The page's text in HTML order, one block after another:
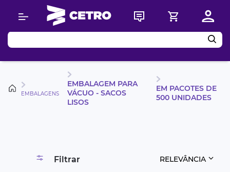
Buscar
EMBALAGENS
EMBALAGEM PARA
VÁCUO - SACOS
LISOS
EM PACOTES DE
500 UNIDADES
Filtrar RELEVÂNCIA